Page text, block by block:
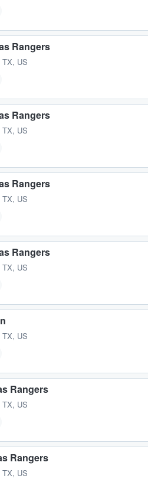
Rangers
TX, US
Rangers
TX, US
Rangers
TX, US
Rangers
TX, US
TX, US
Rangers
TX, US
Rangers
TX, US